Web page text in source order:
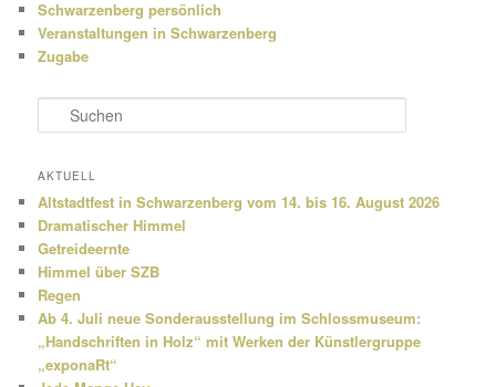
Schwarzenberg persönlich
Veranstaltungen in Schwarzenberg
Zugabe
u
h
n
AKTUELL
Altstadtfest in Schwarzenberg vom 14. bis 16. August 2026
Dramatischer Himmel
Getreideernte
Himmel über SZB
Regen
Ab 4. Juli neue Sonderausstellung im Schlossmuseum:
„Handschriften in Holz“ mit Werken der Künstlergruppe
„exponaRt“